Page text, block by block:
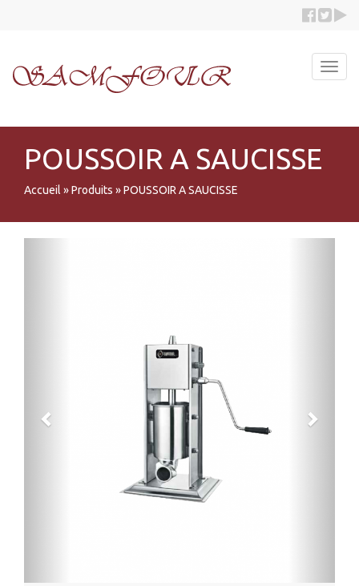
POUSSOIR A SAUCISSE
Accueil »Produits »POUSSOIR A SAUCISSE